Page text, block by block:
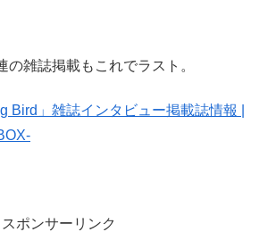
の雑誌掲載もこれでラスト。
Bird」雑誌インタビュー掲載誌情報 |
スポンサーリンク